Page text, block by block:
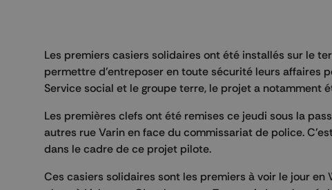
Les premiers casiers solidaires ont été installés sur le
permettre d'entreposer en toute sécurité leurs affaires
Service social et le groupe terre, le projet a notamment
Les premières clefs ont été remises ce jeudi sous la
autres rue Varin en face du commissariat de police.
dans le cadre de ce projet pilote.
Ces casiers solidaires sont les premiers à voir le jour